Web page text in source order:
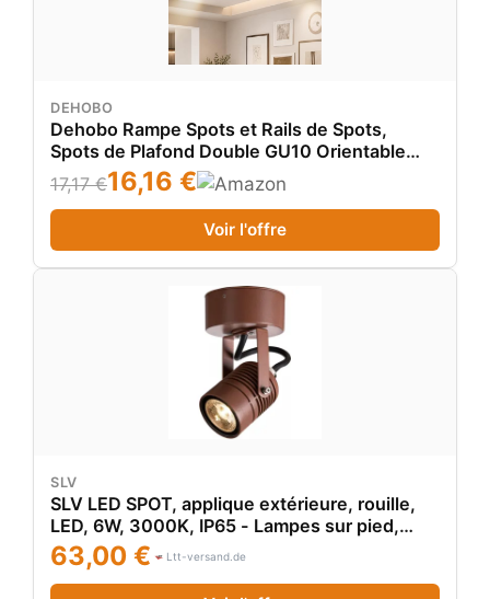
DEHOBO
Dehobo Rampe Spots et Rails de Spots,
Spots de Plafond Double GU10 Orientable
Moderne, Plafonnier Spot Noir Mat, sans
Ampoules, Plafonnier 2 Spots pour Cuisine
Chambre Salon Couloir Salle à Manger
17,17 €16,16 €
Voir l'offre
SLV
SLV LED SPOT, applique extérieure, rouille,
LED, 6W, 3000K, IP65 - Lampes sur pied,
murales et de plafond (extérieur)
63,00 € Ltt-versand.de